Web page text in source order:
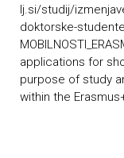
lj.si/studij/
doktorske-studente
applications for
purpose of study
within the